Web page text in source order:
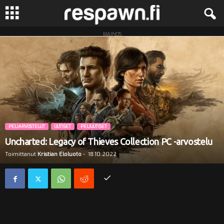
R
p
MAINOS
PELIARVOSTELUT UUTISET PELIUUTISET
Uncharted: Legacy of Thieves Collection PC -arvostelu
Toimittanut Kristian Eloluoto - 18.10.2022